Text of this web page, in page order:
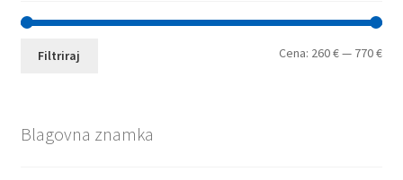
Min
Max
Filtriraj Cena: 260 €— 770 €
Blagovna znamka